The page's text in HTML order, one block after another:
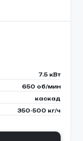
7.5 кВт
650 об/мин
каскад
350-500 кг/ч